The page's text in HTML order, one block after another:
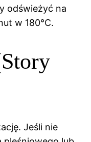
odświeżyć na
w 180°C.
Jeśli nie